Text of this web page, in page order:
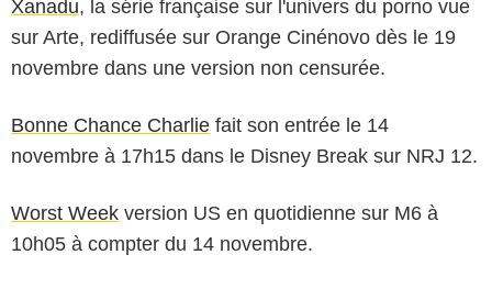
Xanadu, la série française sur l'univers du porno vue
sur Arte, rediffusée sur Orange Cinénovo dès le 19
novembre dans une version non censurée.
Bonne Chance Charlie fait son entrée le 14
novembre à 17h15 dans le Disney Break sur NRJ 12.
Worst Week version US en quotidienne sur M6 à
10h05 à compter du 14 novembre.